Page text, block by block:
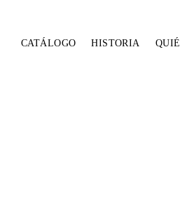
CATÁLOGO HISTORIA